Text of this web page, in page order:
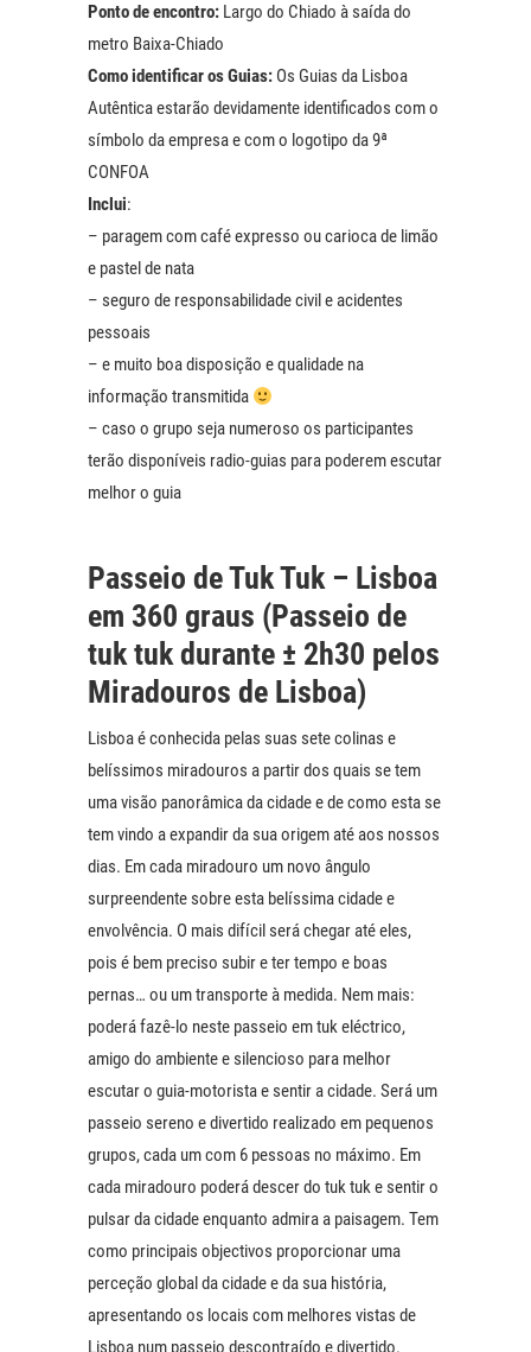
Ponto de encontro: Largo do Chiado à saída do
metro Baixa-Chiado
Como identificar os Guias: Os Guias da Lisboa
Autêntica estarão devidamente identificados com o
símbolo da empresa e com o logotipo da 9ª
CONFOA
Inclui:
– paragem com café expresso ou carioca de limão
e pastel de nata
– seguro de responsabilidade civil e acidentes
pessoais
– e muito boa disposição e qualidade na
informação transmitida
– caso o grupo seja numeroso os participantes
terão disponíveis radio-guias para poderem escutar
melhor o guia
Passeio de Tuk Tuk – Lisboa
em 360 graus (Passeio de
tuk tuk durante ± 2h30 pelos
Miradouros de Lisboa)
Lisboa é conhecida pelas suas sete colinas e
belíssimos miradouros a partir dos quais se tem
uma visão panorâmica da cidade e de como esta se
tem vindo a expandir da sua origem até aos nossos
dias. Em cada miradouro um novo ângulo
surpreendente sobre esta belíssima cidade e
envolvência. O mais difícil será chegar até eles,
pois é bem preciso subir e ter tempo e boas
pernas… ou um transporte à medida. Nem mais:
poderá fazê-lo neste passeio em tuk eléctrico,
amigo do ambiente e silencioso para melhor
escutar o guia-motorista e sentir a cidade. Será um
passeio sereno e divertido realizado em pequenos
grupos, cada um com 6 pessoas no máximo. Em
cada miradouro poderá descer do tuk tuk e sentir o
pulsar da cidade enquanto admira a paisagem. Tem
como principais objectivos proporcionar uma
perceção global da cidade e da sua história,
apresentando os locais com melhores vistas de
Lisboa num passeio descontraído e divertido.